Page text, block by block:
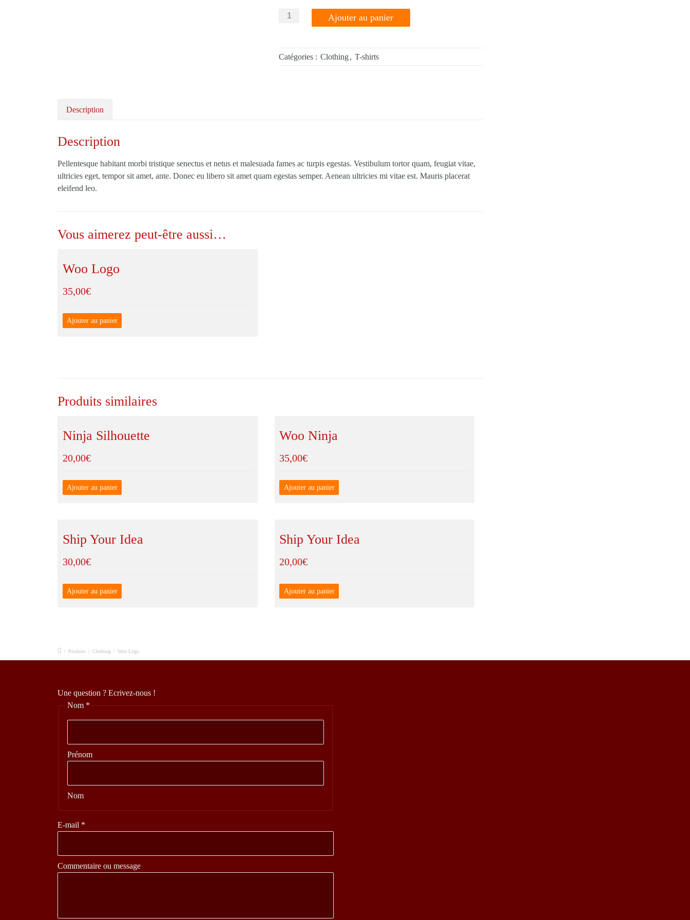
quantité
Ajouter au panier
Catégories : Clothing, T-shirts
Description
Description
Pellentesque habitant morbi tristique senectus et netus et malesuada fames ac turpis egestas. Vestibulum tortor quam, feugiat vitae,
ultricies eget, tempor sit amet, ante. Donec eu libero sit amet quam egestas semper. Aenean ultricies mi vitae est. Mauris placerat
eleifend leo.
Vous aimerez peut-être aussi…
Woo Logo
35,00€
Ajouter au panier
Produits similaires
Ninja Silhouette
20,00€
Ajouter au panier
Woo Ninja
35,00€
Ajouter au panier
Ship Your Idea
30,00€
Ajouter au panier
Ship Your Idea
20,00€
Ajouter au panier
/ Produits / Clothing / Woo Logo
Une question ? Ecrivez-nous !
Nom *
Prénom
Nom
E-mail *
message
Commentaire ou message